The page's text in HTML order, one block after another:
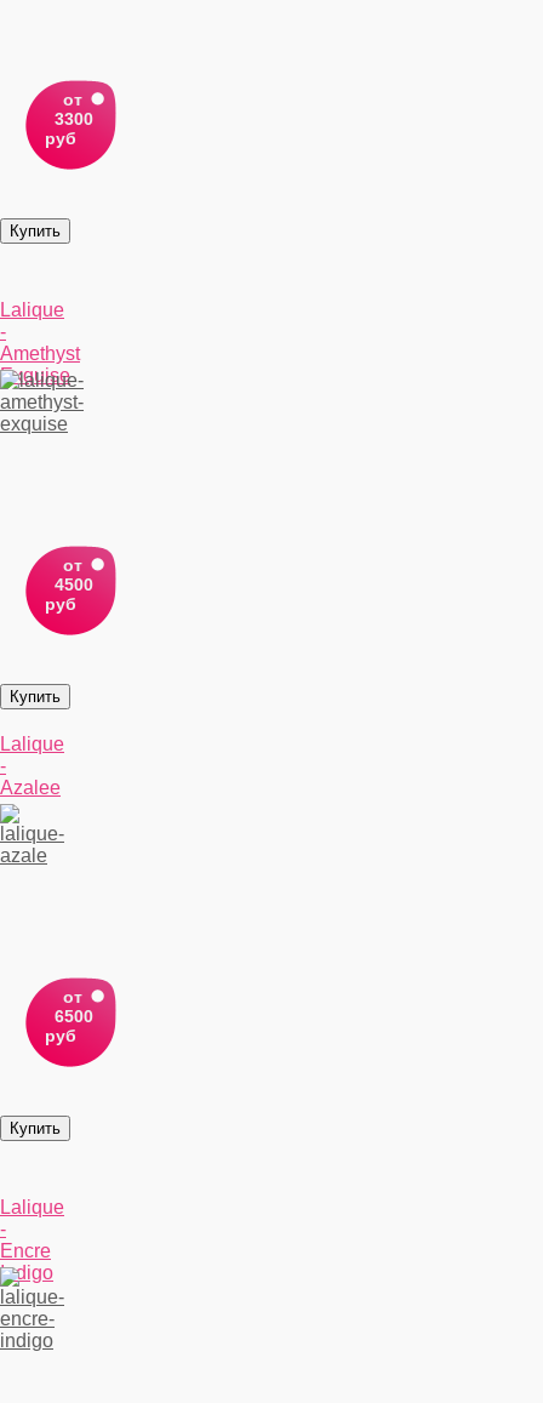
от
3300
руб
Lalique
-
Amethyst
Exquise
от
4500
руб
Lalique
-
Azalee
от
6500
руб
Lalique
-
Encre
Indigo